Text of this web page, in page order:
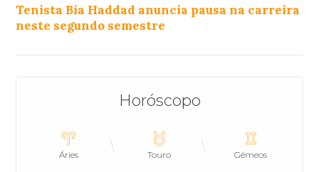
Tenista Bia Haddad anuncia pausa na carreira
neste segundo semestre
Horóscopo
Áries Touro Gêmeos